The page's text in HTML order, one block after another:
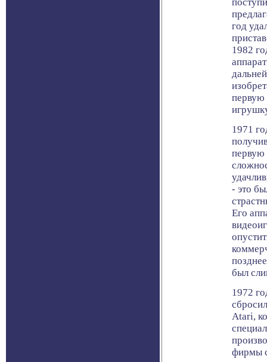
год
1982
первую
1971
первую
- это
Его
был
1972
Atari,
фирмы